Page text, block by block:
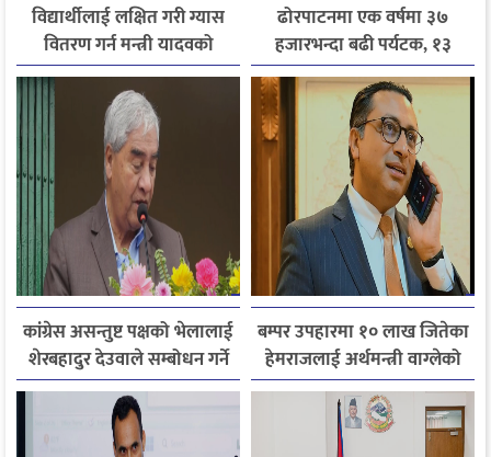
विद्यार्थीलाई लक्षित गरी ग्यास
वितरण गर्न मन्त्री यादवको
निर्देशन
ढोरपाटनमा एक वर्षमा ३७
हजारभन्दा बढी पर्यटक, १३
हजारले बढ्यो आगमन
कांग्रेस असन्तुष्ट पक्षको भेलालाई
शेरबहादुर देउवाले सम्बोधन गर्ने
बम्पर उपहारमा १० लाख जितेका
हेमराजलाई अर्थमन्त्री वाग्लेको
फोन, रुपन्देहीकी सपनाले
जितिन् एक लाख